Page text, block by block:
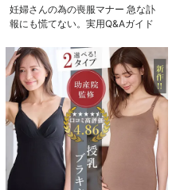
妊婦さんの為の喪服マナー 急な訃
報にも慌てない。実用Q&Aガイド